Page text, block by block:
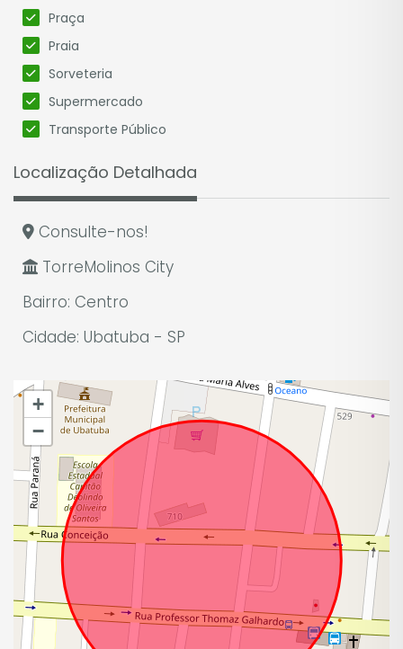
Praça
Praia
Sorveteria
Supermercado
Transporte Público
Localização Detalhada
Consulte-nos!
TorreMolinos City
Bairro: Centro
Cidade: Ubatuba - SP
+
−